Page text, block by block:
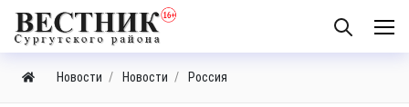
Новости Новости Россия